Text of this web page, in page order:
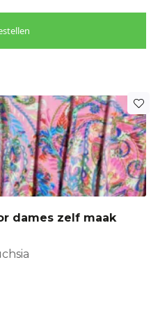
dames zelf maak